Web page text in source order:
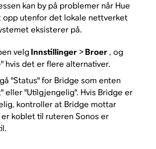
kan by på problemer når Hue
opp utenfor det lokale nettverket
eksisterer på.
velgInnstillinger >Broer , og
hvis det er flere alternativer.
"Status" for Bridge som enten
eller "Utilgjengelig". Hvis Bridge er
kontroller at Bridge mottar
koblet til ruteren Sonos er